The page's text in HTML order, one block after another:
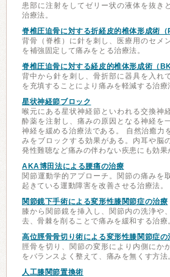
患部に注射をしてゼリー状の液体を抜き
治療法。
脊椎圧迫骨に対する折経皮的椎体形成術（
背骨（脊椎）に針を刺し、医療用のセメ
を補強固定して痛みをとる治療法。
脊椎圧迫骨に対する経皮的椎体形成術（
背中から針を刺し、骨折部に器具を入れ
を充填することにより痛みを軽減する治療
星状神経節ブロック
喉元にある星状神経節といわれる交換神
酔薬を注射し、痛みの原因となる神経を
神経を緩める治療法である。 自然治癒力
みをブロックする効果がある。内耳や脳
発性難聴など痛みの伴わない疾患にも効果
AKA博田法による腰痛の治療
関節運動学的アプローチ。関節の痛みを
起きている運動障害を改善させる治療法。
関節鏡下手術による変形性膝関節症の治療
膝から関節鏡を挿入し、関節内の洗浄や
去、骨棘を削ることで痛みを緩和する治療
高位脛骨骨切り術による変形性膝関節症の
脛骨を切り、関節の変形により内側にか
をバランスよく整えて、痛みを無くす方法
人工膝関節置換術